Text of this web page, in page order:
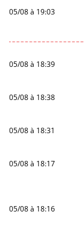
05/08 à 19:03
05/08 à 18:39
05/08 à 18:38
05/08 à 18:31
05/08 à 18:17
05/08 à 18:16